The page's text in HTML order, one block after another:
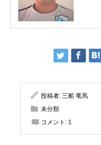
投稿者: 三船 竜馬
未分類
コメント: 1